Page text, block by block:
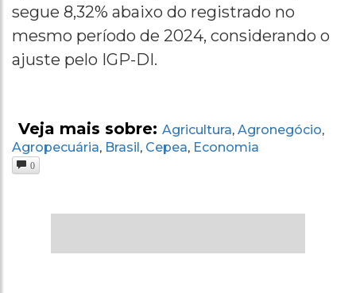
segue 8,32% abaixo do registrado no
mesmo período de 2024, considerando o
ajuste pelo IGP-DI.
Veja mais sobre: Agricultura, Agronegócio,
Agropecuária, Brasil, Cepea, Economia
0